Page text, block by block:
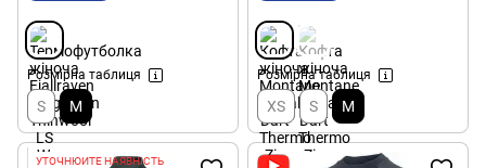
Розмірна таблиця
S M
Розмірна таблиця
XS S M
УТОЧНЮЙТЕ НАЯВНІСТЬ